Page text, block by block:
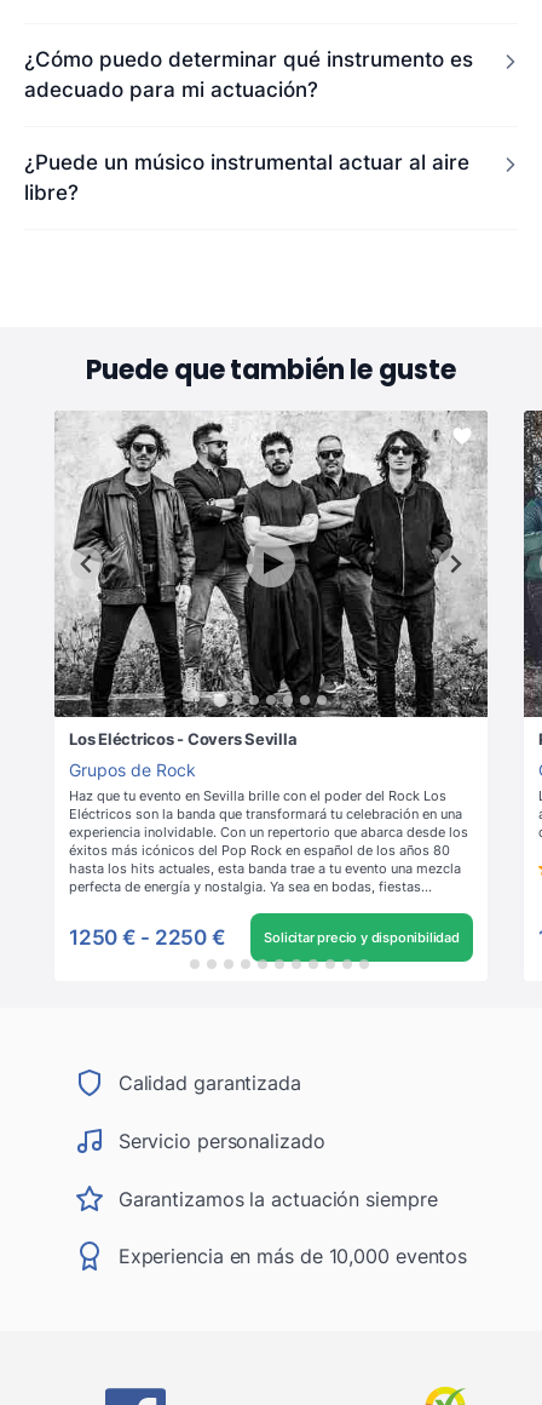
¿Cómo puedo determinar qué instrumento es
adecuado para mi actuación?
¿Puede un músico instrumental actuar al aire
libre?
Puede que también le guste
Los Eléctricos - Covers Sevilla
Grupos de Rock
Haz que tu evento en Sevilla brille con el poder del Rock Los
Eléctricos son la banda que transformará tu celebración en una
experiencia inolvidable. Con un repertorio que abarca desde los
éxitos más icónicos del Pop Rock en español de los años 80
hasta los hits actuales, esta banda trae a tu evento una mezcla
perfecta de energía y nostalgia. Ya sea en bodas, fiestas
cualquier ocasión, garantizando una atmósfera cargada de
buena música y emociones.
Leer más
1250 € - 2250 € Solicitar precio y disponibilidad
Calidad garantizada
Servicio personalizado
Garantizamos la actuación siempre
Experiencia en más de 10,000 eventos